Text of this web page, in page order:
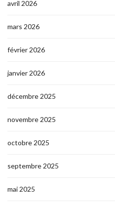
avril 2026
mars 2026
février 2026
janvier 2026
décembre 2025
novembre 2025
octobre 2025
septembre 2025
mai 2025